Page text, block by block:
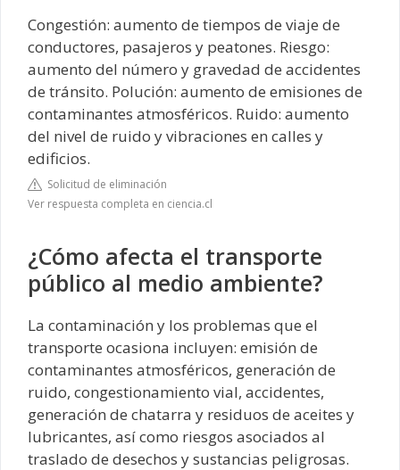
Congestión: aumento de tiempos de viaje de
conductores, pasajeros y peatones. Riesgo:
aumento del número y gravedad de accidentes
de tránsito. Polución: aumento de emisiones de
contaminantes atmosféricos. Ruido: aumento
del nivel de ruido y vibraciones en calles y
edificios.
Solicitud de eliminación
Ver respuesta completa en ciencia.cl
¿Cómo afecta el transporte
público al medio ambiente?
La contaminación y los problemas que el
transporte ocasiona incluyen: emisión de
contaminantes atmosféricos, generación de
ruido, congestionamiento vial, accidentes,
generación de chatarra y residuos de aceites y
lubricantes, así como riesgos asociados al
traslado de desechos y sustancias peligrosas.